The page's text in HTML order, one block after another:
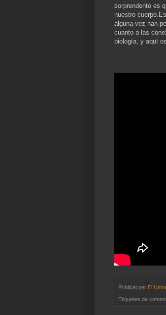
sorprendente es
nuestro
alguna vez han
cuanto a las
biología, y aquí
Publicat per El
Etiquetes de